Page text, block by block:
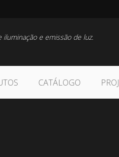
e emissão de luz.
CATÁLOGO